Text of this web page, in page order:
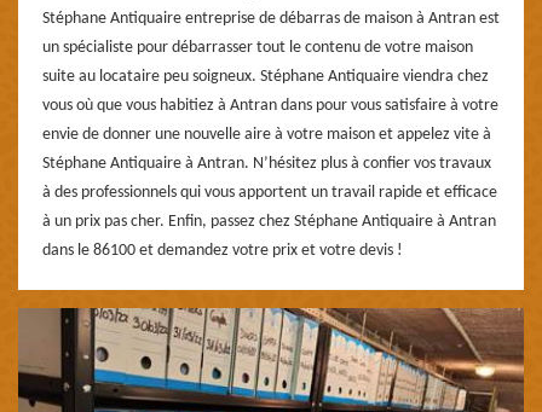
Stéphane Antiquaire entreprise de débarras de maison à Antran est
un spécialiste pour débarrasser tout le contenu de votre maison
suite au locataire peu soigneux. Stéphane Antiquaire viendra chez
vous où que vous habitiez à Antran dans pour vous satisfaire à votre
envie de donner une nouvelle aire à votre maison et appelez vite à
Stéphane Antiquaire à Antran. N’hésitez plus à confier vos travaux
à des professionnels qui vous apportent un travail rapide et efficace
à un prix pas cher. Enfin, passez chez Stéphane Antiquaire à Antran
dans le 86100 et demandez votre prix et votre devis !